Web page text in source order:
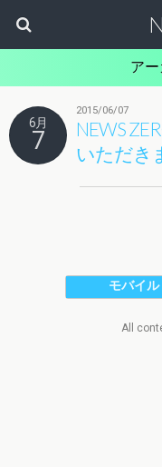
アー
6月
7
2015/06/07
NEWS
いただき
モバイル
All